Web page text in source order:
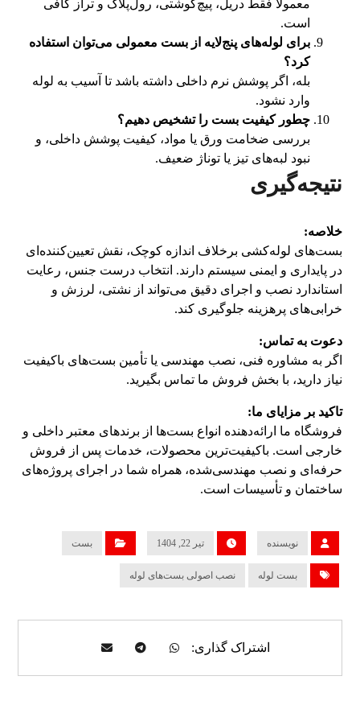
معمولاً فقط دریل، پیچ‌گوشتی، رول‌پلاک و تراز کافی
است.
برای لوله‌های پنج‌لایه از بست معمولی می‌توان استفاده
کرد؟
بله، اگر پوشش نرم داخلی داشته باشد تا آسیب به لوله
وارد نشود.
چطور کیفیت بست را تشخیص دهیم؟
بررسی ضخامت ورق یا مواد، کیفیت پوشش داخلی، و
نبود لبه‌های تیز یا توناژ ضعیف.
نتیجه‌گیری
خلاصه:
بست‌های لوله‌کشی برخلاف اندازه کوچک، نقش تعیین‌کننده‌ای
در پایداری و ایمنی سیستم دارند. انتخاب درست جنس، رعایت
استاندارد نصب و اجرای دقیق می‌تواند از نشتی، لرزش و
خرابی‌های پرهزینه جلوگیری کند.
دعوت به تماس:
اگر به مشاوره فنی، نصب مهندسی یا تأمین بست‌های باکیفیت
نیاز دارید، با بخش فروش ما تماس بگیرید.
تاکید بر مزایای ما:
فروشگاه ما ارائه‌دهنده انواع بست‌ها از برندهای معتبر داخلی و
خارجی است. باکیفیت‌ترین محصولات، خدمات پس از فروش
حرفه‌ای و نصب مهندسی‌شده، همراه شما در اجرای پروژه‌های
ساختمان و تأسیسات است.
نویسنده تیر 22, 1404 بست
بست لوله نصب اصولی بست‌های لوله